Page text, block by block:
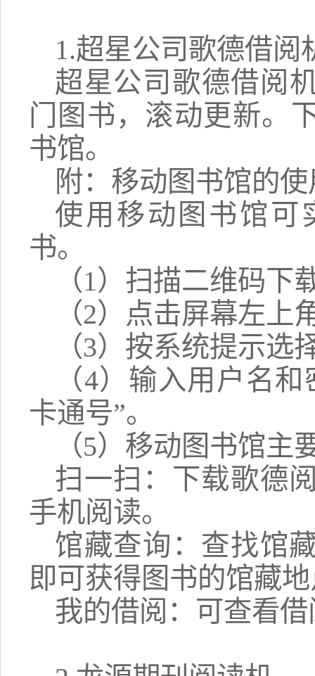
1.超星公司歌德借阅
超星公司歌德借阅
门图书，滚动更新。
书馆。
附：移动图书馆的
使用移动图书馆可
书。
（1）扫描二维码下
（2）点击屏幕左上
（3）按系统提示选
（4）输入用户名
卡通号”。
（5）移动图书馆主
扫一扫：下载歌德
手机阅读。
馆藏查询：查找馆
即可获得图书的馆藏
我的借阅：可查看